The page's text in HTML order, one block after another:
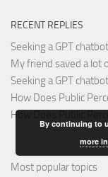
RECENT REPLIES
Seeking a GPT
My friend saved a lot
Seeking a GPT
How Does Public
How Does Public
Most popular topics
By continuing to
more